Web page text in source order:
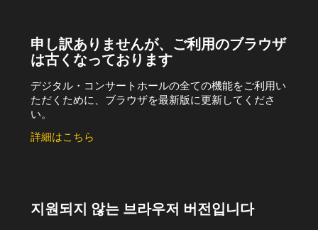
申し訳ありませんが、ご利用のブラウザ
は古くなっております
デジタル・コンサートホールの全ての機能をご利用い
ただくために、ブラウザを最新版に更新してくださ
い。
詳細はこちら
지원되지 않는 브라우저 버전입니다